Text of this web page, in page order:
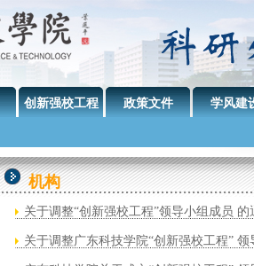
创新强校工程 政策文件 学风建
机构
关于调整“创新强校工程”领导小组成员 的
关于调整广东科技学院“创新强校工程”